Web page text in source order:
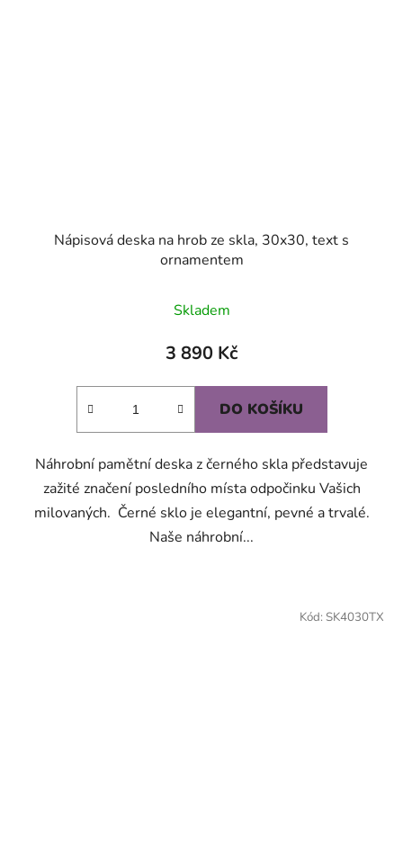
Nápisová deska na hrob ze skla, 30x30, text s
ornamentem
Skladem
3 890 Kč
DO KOŠÍKU
Náhrobní pamětní deska z černého skla představuje
zažité značení posledního místa odpočinku Vašich
milovaných. Černé sklo je elegantní, pevné a trvalé.
Naše náhrobní...
Kód: SK4030TX